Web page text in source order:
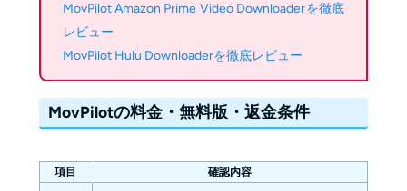
MovPilot Amazon Prime Video Downloaderを徹底
レビュー
MovPilot Hulu Downloaderを徹底レビュー
MovPilotの料金・無料版・返金条件
項目 確認内容